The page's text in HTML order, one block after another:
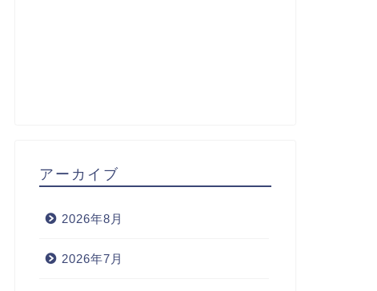
アーカイブ
2026年8月
2026年7月